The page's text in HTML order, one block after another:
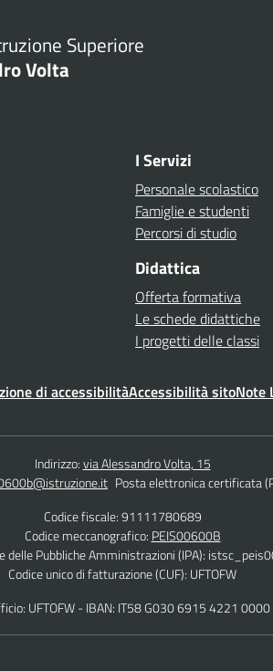
Superiore
Volta
I Servizi
Personale scolastico
Famiglie e studenti
Percorsi di studio
Didattica
Offerta formativa
Le schede didattiche
I progetti delle classi
di accessibilitàAccessibilità sitoNote
Indirizzo:via Alessandro Volta, 15
Posta elettronica certificata
Codice fiscale: 91111780689
Codice meccanografico: PEIS00600B
delle Pubbliche Amministrazioni (IPA):
Codice unico di fatturazione (CUF): UFTOFW
UFTOFW - IBAN: IT58 G030 6915 4221